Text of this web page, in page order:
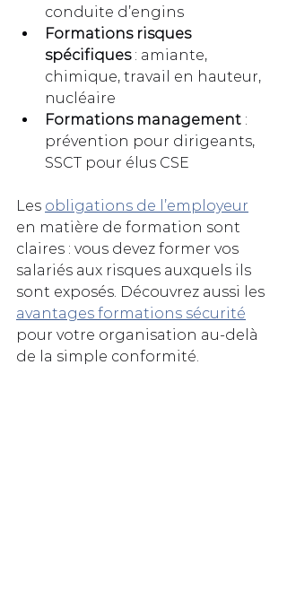
conduite d’engins
Formations risques
spécifiques : amiante,
chimique, travail en hauteur,
nucléaire
Formations management :
prévention pour dirigeants,
SSCT pour élus CSE
Les obligations de l’employeur
en matière de formation sont
claires : vous devez former vos
salariés aux risques auxquels ils
sont exposés. Découvrez aussi les
avantages formations sécurité
pour votre organisation au-delà
de la simple conformité.